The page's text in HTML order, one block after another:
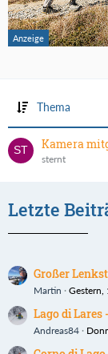
Thema
Kamera
sternt
Letzte
Großer
Martin Gestern,
Lago di
Andreas84